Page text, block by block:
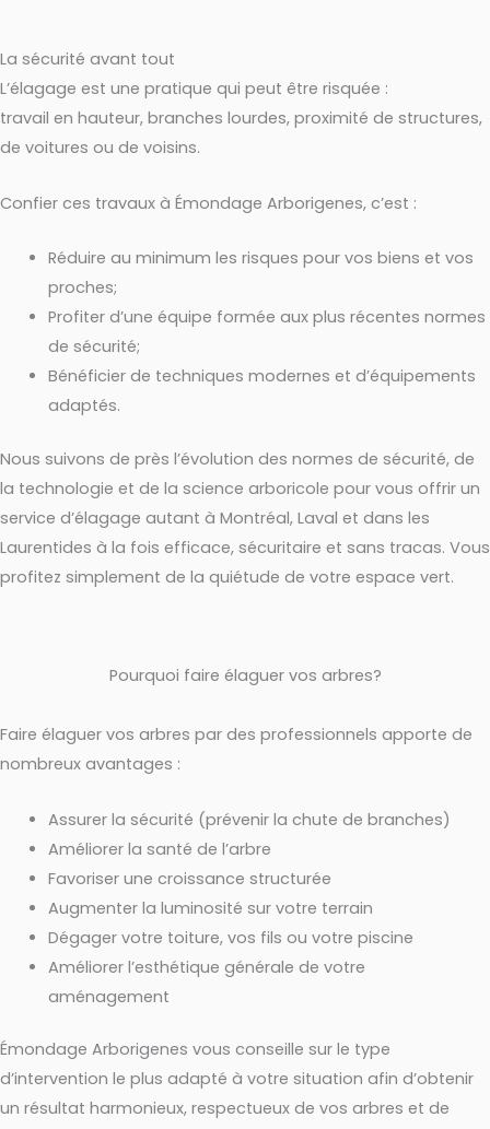
La sécurité avant tout
L’élagage est une pratique qui peut être risquée :
travail en hauteur, branches lourdes, proximité de structures,
de voitures ou de voisins.
Confier ces travaux à Émondage Arborigenes, c’est :
Réduire au minimum les risques pour vos biens et vos
proches;
Profiter d’une équipe formée aux plus récentes normes
de sécurité;
Bénéficier de techniques modernes et d’équipements
adaptés.
Nous suivons de près l’évolution des normes de sécurité, de
la technologie et de la science arboricole pour vous offrir un
service d’élagage autant à Montréal, Laval et dans les
Laurentides à la fois efficace, sécuritaire et sans tracas. Vous
profitez simplement de la quiétude de votre espace vert.
Pourquoi faire élaguer vos arbres?
Faire élaguer vos arbres par des professionnels apporte de
nombreux avantages :
Assurer la sécurité (prévenir la chute de branches)
Améliorer la santé de l’arbre
Favoriser une croissance structurée
Augmenter la luminosité sur votre terrain
Dégager votre toiture, vos fils ou votre piscine
Améliorer l’esthétique générale de votre
aménagement
Émondage Arborigenes vous conseille sur le type
d’intervention le plus adapté à votre situation afin d’obtenir
un résultat harmonieux, respectueux de vos arbres et de